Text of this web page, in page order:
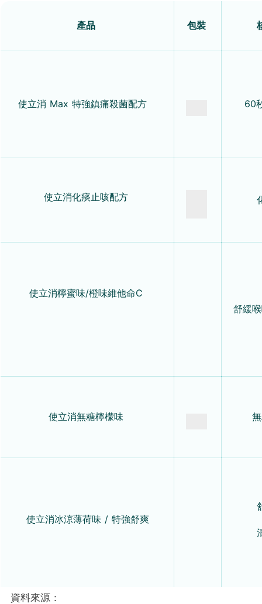
產品 包裝
使立消 Max 特強鎮痛殺菌配方 60
使立消化痰止咳配方
使立消檸蜜味/橙味維他命C
舒緩
使立消無糖檸檬味
使立消冰涼薄荷味 / 特強舒爽
資料來源：